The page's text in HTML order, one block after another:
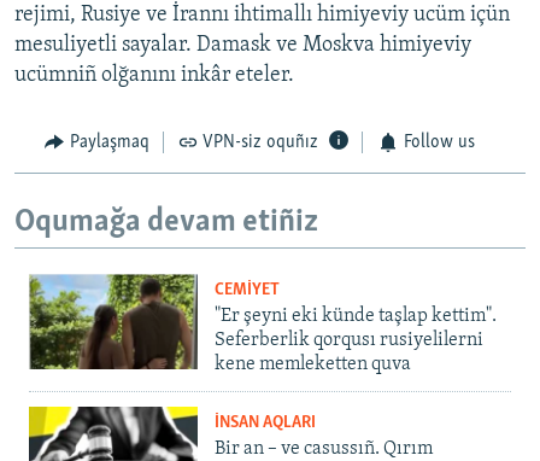
rejimi, Rusiye ve İrannı ihtimallı himiyeviy ucüm içün
mesuliyetli sayalar. Damask ve Moskva himiyeviy
ucümniñ olğanını inkâr eteler.
Paylaşmaq VPN-siz oquñız Follow us
Oqumağa devam etiñiz
CEMİYET
"Er şeyni eki künde taşlap kettim".
Seferberlik qorqusı rusiyelilerni
kene memleketten quva
İNSAN AQLARI
Bir an – ve casussıñ. Qırım